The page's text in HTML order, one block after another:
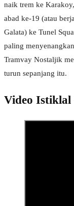
naik trem ke
abad ke-19 (atau
Galata) ke Tunel
paling
Tramvay Nostaljik
turun sepanjang itu.
Video Istiklal